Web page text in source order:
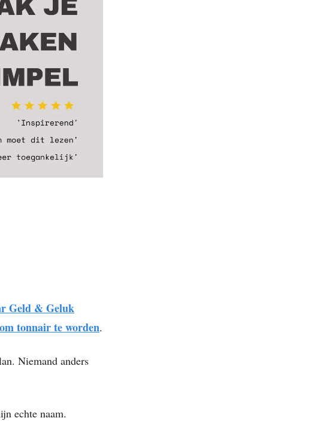
Geld & Geluk
tonnair te worden.
Niemand anders
echte naam.